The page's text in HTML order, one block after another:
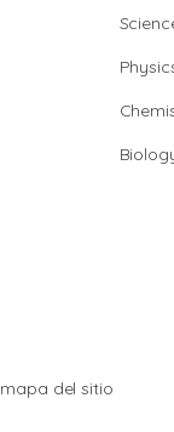
mapa del sitio